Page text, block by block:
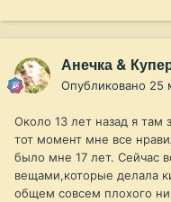
Анечка &
Опубликовано 25
Около 13 лет назад я там
тот момент мне все
было мне 17 лет. Сейчас
вещами,которые делала
общем совсем плохого